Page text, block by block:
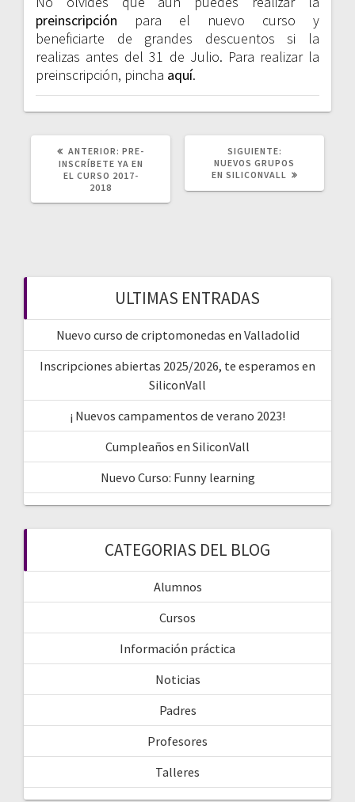
preinscripción para el nuevo curso y
beneficiarte de grandes descuentos si la
realizas antes del 31 de Julio. Para realizar la
preinscripción, pincha aquí.
ANTERIOR: POST
ANTERIOR:
PRE-
INSCRÍBETE YA EN
EL CURSO 2017-
2018
SIGUIENTE:
POST:
NUEVOS GRUPOS
EN SILICONVALL
ULTIMAS ENTRADAS
Nuevo curso de criptomonedas en Valladolid
Inscripciones abiertas 2025/2026, te esperamos en
SiliconVall
¡ Nuevos campamentos de verano 2023!
Cumpleaños en SiliconVall
Nuevo Curso: Funny learning
CATEGORIAS DEL BLOG
Alumnos
Cursos
Información práctica
Noticias
Padres
Profesores
Talleres